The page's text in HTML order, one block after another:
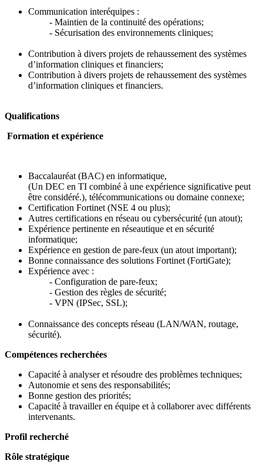
Communication interéquipes :
- Maintien de la continuité des opérations;
- Sécurisation des environnements cliniques;
Contribution à divers projets de rehaussement des systèmes
d’information cliniques et financiers;
Contribution à divers projets de rehaussement des systèmes
d’information cliniques et financiers.
Qualifications
Formation et expérience
Baccalauréat (BAC) en informatique,
(Un DEC en TI combiné à une expérience significative peut
être considéré.), télécommunications ou domaine connexe;
Certification Fortinet (NSE 4 ou plus);
Autres certifications en réseau ou cybersécurité (un atout);
Expérience pertinente en réseautique et en sécurité
informatique;
Expérience en gestion de pare-feux (un atout important);
Bonne connaissance des solutions Fortinet (FortiGate);
Expérience avec :
- Configuration de pare-feux;
- Gestion des règles de sécurité;
- VPN (IPSec, SSL);
Connaissance des concepts réseau (LAN/WAN, routage,
sécurité).
Compétences recherchées
Capacité à analyser et résoudre des problèmes techniques;
Autonomie et sens des responsabilités;
Bonne gestion des priorités;
Capacité à travailler en équipe et à collaborer avec différents
intervenants.
Profil recherché
Rôle stratégique